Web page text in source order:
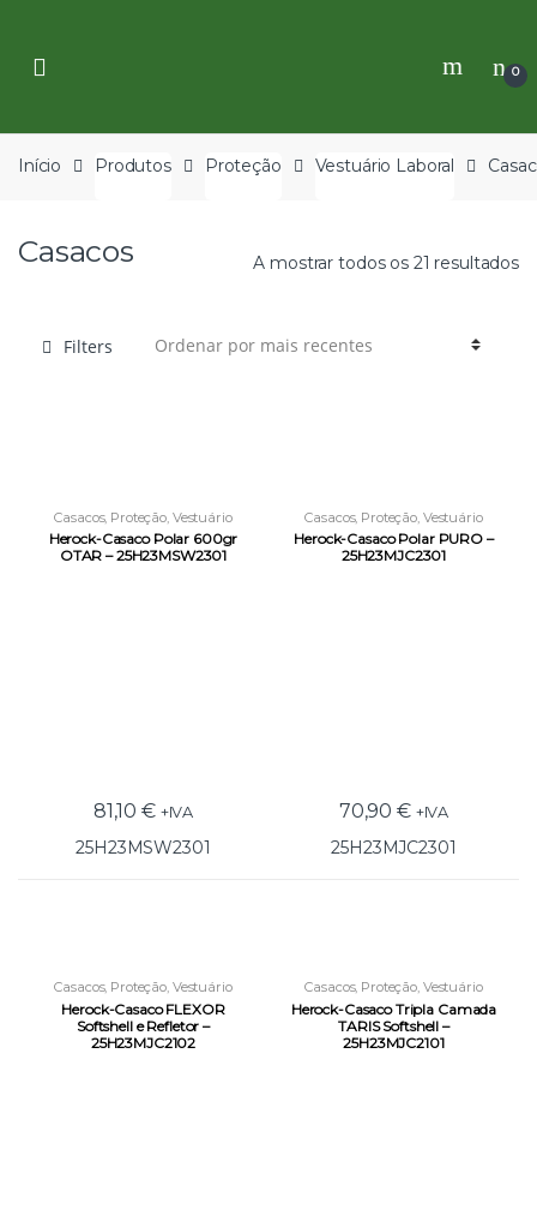
navigation
content
0
Início Produtos Proteção Vestuário Laboral
Casacos A mostrar todos os 21 resultados
Filters
Casacos, Proteção Vestuário
Laboral
Herock-Casaco Polar 600gr
OTAR – 25H23MSW2301
81,10 € +IVA
25H23MSW2301
Casacos, Proteção Vestuário
Laboral
Herock-Casaco Polar PURO –
25H23MJC2301
70,90 € +IVA
25H23MJC2301
Casacos, Proteção, Vestuário
Laboral
Herock-Casaco FLEXOR
Softshell e Refletor –
25H23MJC2102
Casacos, Proteção, Vestuário
Laboral
Herock-Casaco Tripla Camada
TARIS Softshell –
25H23MJC2101